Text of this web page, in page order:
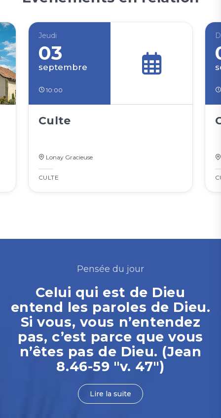
Jeudi
03
septembre
10:00
Culte
Lonay Gracieuse
CULTE
Pensée du jour
Celui qui est de Dieu
entend les paroles de Dieu.
Si vous, vous n’entendez
pas, c’est parce que vous
n’êtes pas de Dieu. (Jean
8.46-59 "v. 47")
Lire la suite